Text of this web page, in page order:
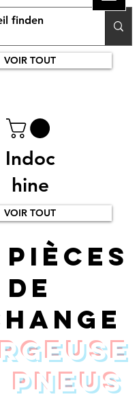
VOIR TOUT
Indoc
hine
pièces
de
VOIR TOUT